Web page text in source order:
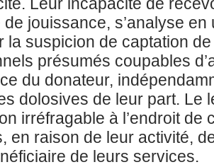
Leur incapacité de
jouissance, s’analyse
la suspicion de captation
présumés coupables
du donateur,
dolosives de leur part. Le
irréfragable à l’endroit de
en raison de leur activité,
de leurs services.